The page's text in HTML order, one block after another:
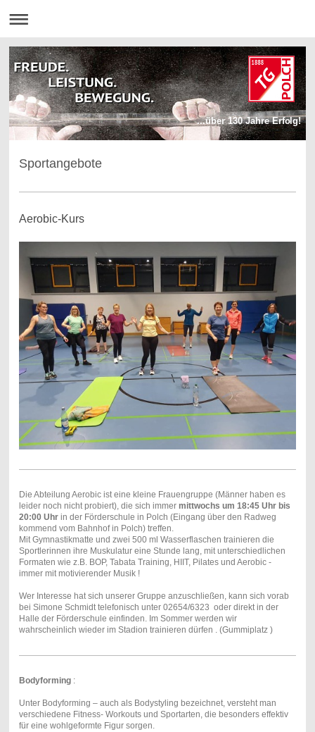
...über 130 Jahre Erfolg!
Sportangebote
Aerobic-Kurs
Die Abteilung Aerobic ist eine kleine Frauengruppe (Männer haben es
leider noch nicht probiert), die sich immer mittwochs um 18:45 Uhr bis
20:00 Uhrin der Förderschule in Polch (Eingang über den Radweg
kommend vom Bahnhof in Polch) treffen.
Mit Gymnastikmatte und zwei 500 ml Wasserflaschen trainieren die
Sportlerinnen ihre Muskulatur eine Stunde lang, mit unterschiedlichen
Formaten wie z.B. BOP, Tabata Training, HIIT, Pilates und Aerobic -
immer mit motivierender Musik !
Wer Interesse hat sich unserer Gruppe anzuschließen, kann sich vorab
bei Simone Schmidt telefonisch unter 02654/6323 oder direkt in der
Halle der Förderschule einfinden. Im Sommer werden wir
wahrscheinlich wieder im Stadion trainieren dürfen . (Gummiplatz )
Bodyforming:
Unter Bodyforming – auch als Bodystyling bezeichnet, versteht man
verschiedene Fitness- Workouts und Sportarten, die besonders effektiv
für eine wohlgeformte Figur sorgen.